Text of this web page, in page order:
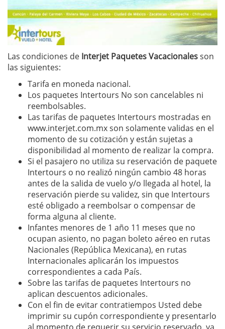
Las condiciones de Interjet Paquetes Vacacionalesson
las siguientes:
Tarifa en moneda nacional.
Los paquetes Intertours No son cancelables ni
reembolsables.
Las tarifas de paquetes Intertours mostradas en
www.interjet.com.mx son solamente validas en el
momento de su cotización y están sujetas a
disponibilidad al momento de realizar la compra.
Si el pasajero no utiliza su reservación de paquete
Intertours o no realizó ningún cambio 48 horas
antes de la salida de vuelo y/o llegada al hotel, la
reservación pierde su validez, sin que Intertours
esté obligado a reembolsar o compensar de
forma alguna al cliente.
Infantes menores de 1 año 11 meses que no
ocupan asiento, no pagan boleto aéreo en rutas
Nacionales (República Mexicana), en rutas
Internacionales aplicarán los impuestos
correspondientes a cada País.
Sobre las tarifas de paquetes Intertours no
aplican descuentos adicionales.
Con el fin de evitar contratiempos Usted debe
imprimir su cupón correspondiente y presentarlo